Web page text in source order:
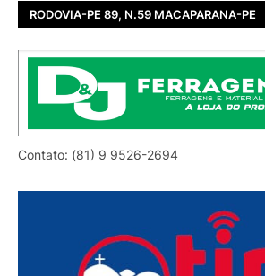
RODOVIA-PE 89, N.59 MACAPARANA-PE
Contato: (81) 9 9526-2694